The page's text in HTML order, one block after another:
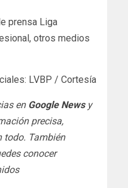
prensa Liga
otros medios
LVBP / Cortesía
en Google Newsy
precisa,
todo. También
conocer